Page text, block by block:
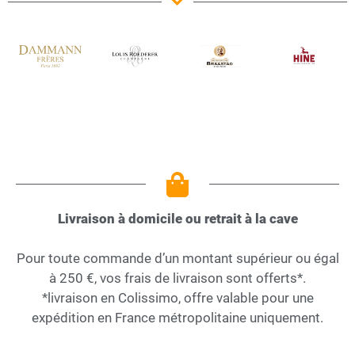
Livraison à domicile ou retrait à la cave
Pour toute commande d’un montant supérieur ou égal
à 250 €, vos frais de livraison sont offerts*.
*livraison en Colissimo, offre valable pour une
expédition en France métropolitaine uniquement.